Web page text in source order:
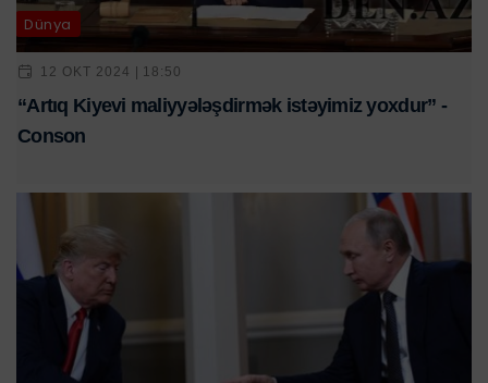
Dünya
12 OKT 2024 | 18:50
“Artıq Kiyevi maliyyələşdirmək istəyimiz yoxdur” -
Conson